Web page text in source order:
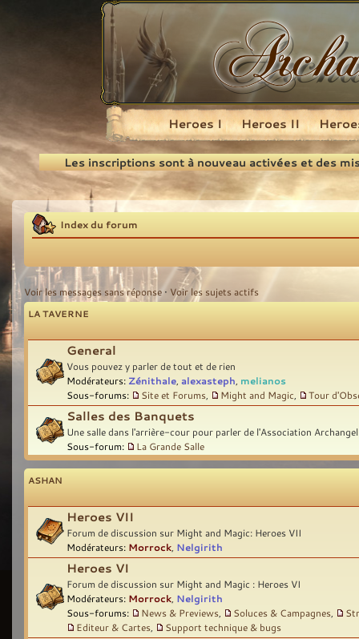
Recherche
Heroes I Heroes II
Les inscriptions sont à nouveau activées et des
Index du forum
Voir les messages sans réponse • Voir les sujets actifs
LA TAVERNE
General
Vous pouvez y parler de tout et de rien
Modérateurs: Zénithale alexasteph melianos
Sous-forums:
Site et Forums Might and Magic Tour
Salles des Banquets
Une salle dans l'arrière-cour pour parler de l'Association
Sous-forum:
La Grande Salle
ASHAN
Heroes VII
Forum de discussion sur Might and Magic: Heroes VII
Modérateurs: Morrock Nelgirith
Heroes VI
Forum de discussion sur Might and Magic : Heroes VI
Modérateurs: Morrock Nelgirith
Sous-forums:
News & Previews Soluces & Campagnes
Editeur & Cartes
Support technique & bugs